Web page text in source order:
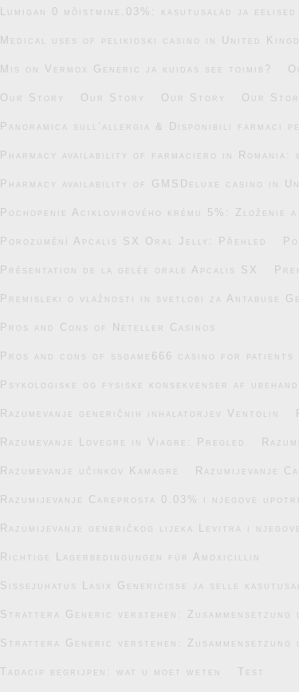
Lumigan 0 mõistmine.03%: kasutusalad ja eelised
Medical uses of pelikioski casino in United
Mis on Vermox Generic ja kuidas see toimib?
Our Story Our Story Our Story Our
Panoramica sull’allergia & Disponibili farmaci
Pharmacy availability of farmaciero in Romania:
Pharmacy availability of GMSDeluxe casino in
Pochopenie Aciklovirového krému 5%: Zloženie a
Porozumění Apcalis SX Oral Jelly: Přehled
Présentation de la gelée orale Apcalis SX
Premisleki o vlažnosti in svetlobi za Antabuse
Pros and Cons of Neteller Casinos
Pros and cons of ssgame666 casino for patients
Psykologiske og fysiske konsekvenser af
Razumevanje generičnih inhalatorjev Ventolin
Razumevanje Lovegre in Viagre: Pregled
Razumevanje učinkov Kamagre Razumijevanje
Razumijevanje Careprosta 0.03% i njegove
Razumijevanje generičkog lijeka Levitra i
Richtige Lagerbedingungen für Amoxicillin
Sissejuhatus Lasix Genericisse ja selle
Strattera Generic verstehen: Zusammensetzung
Strattera Generic verstehen: Zusammensetzung
Tadacip begrijpen: wat u moet weten Test